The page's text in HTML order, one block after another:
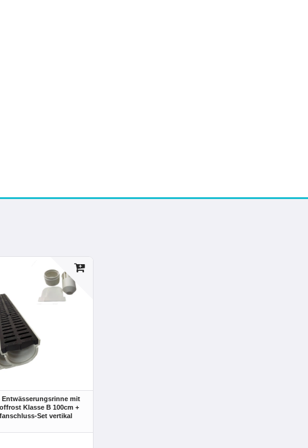
Entwässerungsrinne mit
Klasse B 100cm +
Set vertikal